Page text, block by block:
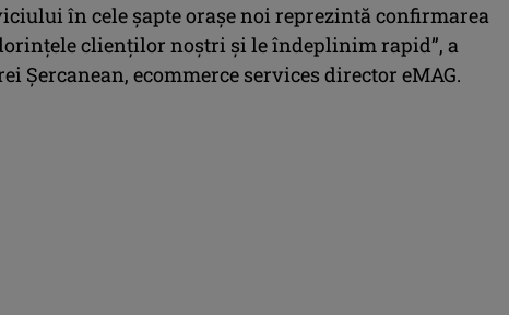
în cele șapte orașe noi reprezintă confirmarea
clienților noștri și le îndeplinim rapid”, a
Șercanean, ecommerce services director eMAG.